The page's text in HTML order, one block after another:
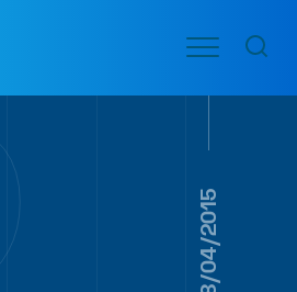
VOO
AÉREAS
Menu
08/04/2015